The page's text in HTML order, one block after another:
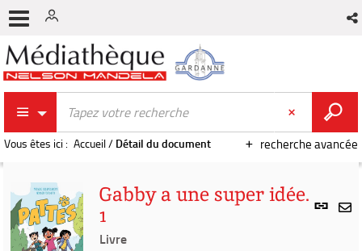
recherche avancée
Vous êtes ici : Accueil/ Détail du document
Lien
Gabby a une super idée.
1
Livre